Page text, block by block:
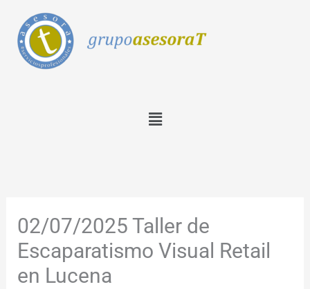
contenido
Menú
02/07/2025 Taller de
Escaparatismo Visual Retail
en Lucena